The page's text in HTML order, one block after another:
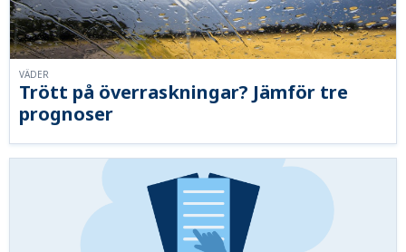
Trött på överraskningar? Jämför tre
prognoser
VÄDER